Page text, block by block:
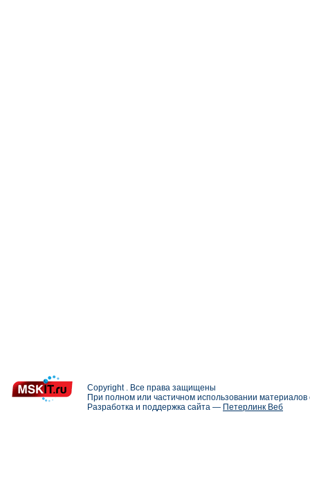
Copyright . Все права защищены
При полном или частичном использовании
Разработка и поддержка сайта — Петерлинк Веб